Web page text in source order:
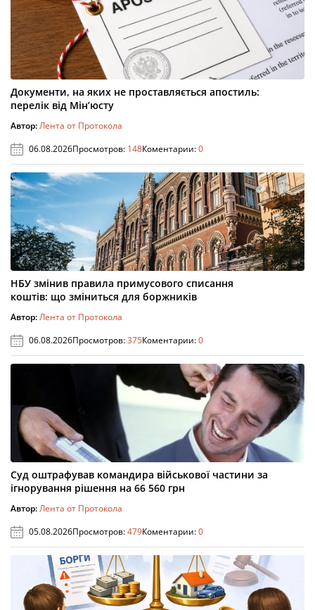
Документи, на яких не проставляється апостиль:
перелік від Мін’юсту
Автор:Лента от Протокола
06.08.2026Просмотров: 148Коментарии:0
НБУ змінив правила примусового списання
коштів: що зміниться для боржників
Автор:Лента от Протокола
06.08.2026Просмотров:375Коментарии:0
Суд оштрафував командира військової частини за
ігнорування рішення на 66 560 грн
Автор:Лента от Протокола
05.08.2026Просмотров:479Коментарии:0